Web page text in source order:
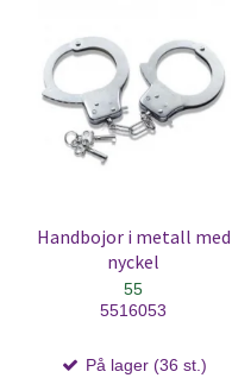
Handbojor i metall med
nyckel
55
5516053
På lager (36 st.)